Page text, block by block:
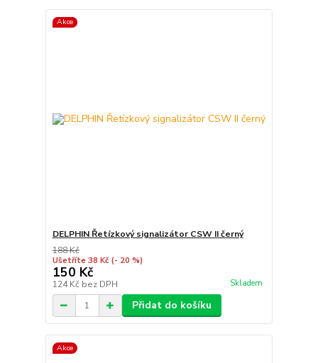
Akce
DELPHIN Řetízkový signalizátor CSW II černý
188 Kč
Ušetříte 38 Kč (- 20 %)
150 Kč
124 Kč bez DPH Skladem
Přidat do košíku
Akce